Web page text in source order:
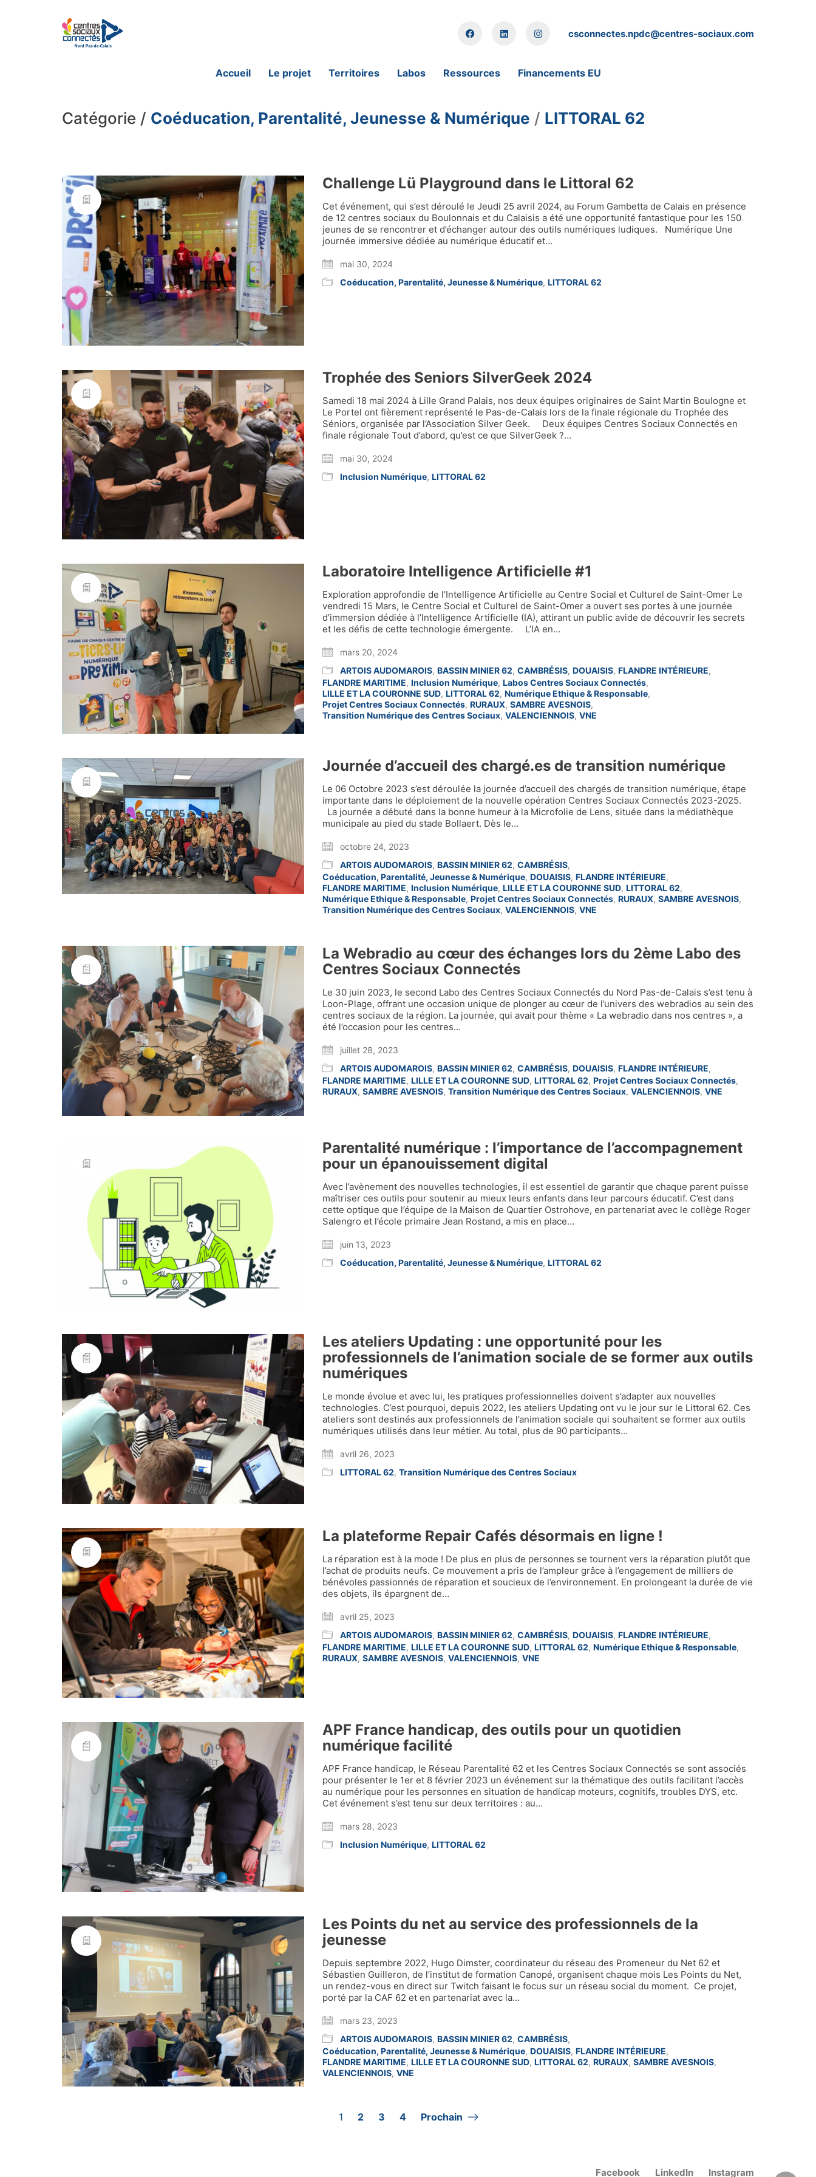
csconnectes.npdc@centres-sociaux.com
Accueil Le projet Territoires Labos Ressources Financements EU
Catégorie / Coéducation, Parentalité, Jeunesse & Numérique / LITTORAL 62
Challenge Lü Playground dans le Littoral 62
Cet événement, qui s’est déroulé le Jeudi 25 avril 2024, au Forum Gambetta de Calais en présence
de 12 centres sociaux du Boulonnais et du Calaisis a été une opportunité fantastique pour les 150
jeunes de se rencontrer et d’échanger autour des outils numériques ludiques. Numérique Une
journée immersive dédiée au numérique éducatif et…
mai 30, 2024
Coéducation, Parentalité, Jeunesse & Numérique, LITTORAL 62
Trophée des Seniors SilverGeek 2024
Samedi 18 mai 2024 à Lille Grand Palais, nos deux équipes originaires de Saint Martin Boulogne et
Le Portel ont fièrement représenté le Pas-de-Calais lors de la finale régionale du Trophée des
Séniors, organisée par l’Association Silver Geek. Deux équipes Centres Sociaux Connectés en
finale régionale Tout d’abord, qu’est ce que SilverGeek ?…
mai 30, 2024
Inclusion Numérique, LITTORAL 62
Laboratoire Intelligence Artificielle #1
Exploration approfondie de l’Intelligence Artificielle au Centre Social et Culturel de Saint-Omer Le
vendredi 15 Mars, le Centre Social et Culturel de Saint-Omer a ouvert ses portes à une journée
d’immersion dédiée à l’Intelligence Artificielle (IA), attirant un public avide de découvrir les secrets
et les défis de cette technologie émergente. L’IA en…
mars 20, 2024
ARTOIS AUDOMAROIS, BASSIN MINIER 62, CAMBRÉSIS, DOUAISIS, FLANDRE INTÉRIEURE,
FLANDRE MARITIME, Inclusion Numérique, Labos Centres Sociaux Connectés,
LILLE ET LA COURONNE SUD, LITTORAL 62, Numérique Ethique & Responsable,
Projet Centres Sociaux Connectés, RURAUX, SAMBRE AVESNOIS,
Transition Numérique des Centres Sociaux, VALENCIENNOIS, VNE
Journée d’accueil des chargé.es de transition numérique
Le 06 Octobre 2023 s’est déroulée la journée d’accueil des chargés de transition numérique, étape
importante dans le déploiement de la nouvelle opération Centres Sociaux Connectés 2023-2025.
La journée a débuté dans la bonne humeur à la Microfolie de Lens, située dans la médiathèque
municipale au pied du stade Bollaert. Dès le…
octobre 24, 2023
ARTOIS AUDOMAROIS, BASSIN MINIER 62, CAMBRÉSIS,
Coéducation, Parentalité, Jeunesse & Numérique, DOUAISIS, FLANDRE INTÉRIEURE,
FLANDRE MARITIME, Inclusion Numérique, LILLE ET LA COURONNE SUD, LITTORAL 62,
Numérique Ethique & Responsable, Projet Centres Sociaux Connectés, RURAUX, SAMBRE AVESNOIS,
Transition Numérique des Centres Sociaux, VALENCIENNOIS, VNE
La Webradio au cœur des échanges lors du 2ème Labo des
Centres Sociaux Connectés
Le 30 juin 2023, le second Labo des Centres Sociaux Connectés du Nord Pas-de-Calais s’est tenu à
Loon-Plage, offrant une occasion unique de plonger au cœur de l’univers des webradios au sein des
centres sociaux de la région. La journée, qui avait pour thème « La webradio dans nos centres », a
été l’occasion pour les centres…
juillet 28, 2023
ARTOIS AUDOMAROIS, BASSIN MINIER 62, CAMBRÉSIS, DOUAISIS, FLANDRE INTÉRIEURE,
FLANDRE MARITIME, LILLE ET LA COURONNE SUD, LITTORAL 62, Projet Centres Sociaux Connectés,
RURAUX, SAMBRE AVESNOIS, Transition Numérique des Centres Sociaux, VALENCIENNOIS, VNE
Parentalité numérique : l’importance de l’accompagnement
pour un épanouissement digital
Avec l’avènement des nouvelles technologies, il est essentiel de garantir que chaque parent puisse
maîtriser ces outils pour soutenir au mieux leurs enfants dans leur parcours éducatif. C’est dans
cette optique que l’équipe de la Maison de Quartier Ostrohove, en partenariat avec le collège Roger
Salengro et l’école primaire Jean Rostand, a mis en place…
juin 13, 2023
Coéducation, Parentalité, Jeunesse & Numérique, LITTORAL 62
Les ateliers Updating : une opportunité pour les
professionnels de l’animation sociale de se former aux outils
numériques
Le monde évolue et avec lui, les pratiques professionnelles doivent s’adapter aux nouvelles
technologies. C’est pourquoi, depuis 2022, les ateliers Updating ont vu le jour sur le Littoral 62. Ces
ateliers sont destinés aux professionnels de l’animation sociale qui souhaitent se former aux outils
numériques utilisés dans leur métier. Au total, plus de 90 participants…
avril 26, 2023
LITTORAL 62, Transition Numérique des Centres Sociaux
La plateforme Repair Cafés désormais en ligne !
La réparation est à la mode ! De plus en plus de personnes se tournent vers la réparation plutôt que
l’achat de produits neufs. Ce mouvement a pris de l’ampleur grâce à l’engagement de milliers de
bénévoles passionnés de réparation et soucieux de l’environnement. En prolongeant la durée de vie
des objets, ils épargnent de…
avril 25, 2023
ARTOIS AUDOMAROIS, BASSIN MINIER 62, CAMBRÉSIS, DOUAISIS, FLANDRE INTÉRIEURE,
FLANDRE MARITIME, LILLE ET LA COURONNE SUD, LITTORAL 62, Numérique Ethique & Responsable,
RURAUX, SAMBRE AVESNOIS, VALENCIENNOIS, VNE
APF France handicap, des outils pour un quotidien
numérique facilité
APF France handicap, le Réseau Parentalité 62 et les Centres Sociaux Connectés se sont associés
pour présenter le 1er et 8 février 2023 un événement sur la thématique des outils facilitant l’accès
au numérique pour les personnes en situation de handicap moteurs, cognitifs, troubles DYS, etc.
Cet événement s’est tenu sur deux territoires : au…
mars 28, 2023
Inclusion Numérique, LITTORAL 62
Les Points du net au service des professionnels de la
jeunesse
Depuis septembre 2022, Hugo Dimster, coordinateur du réseau des Promeneur du Net 62 et
Sébastien Guilleron, de l’institut de formation Canopé, organisent chaque mois Les Points du Net,
un rendez-vous en direct sur Twitch faisant le focus sur un réseau social du moment. Ce projet,
porté par la CAF 62 et en partenariat avec la…
mars 23, 2023
ARTOIS AUDOMAROIS, BASSIN MINIER 62, CAMBRÉSIS,
Coéducation, Parentalité, Jeunesse & Numérique, DOUAISIS, FLANDRE INTÉRIEURE,
FLANDRE MARITIME, LILLE ET LA COURONNE SUD, LITTORAL 62, RURAUX, SAMBRE AVESNOIS,
VALENCIENNOIS, VNE
1 2 3 4 Prochain
Facebook LinkedIn Instagram